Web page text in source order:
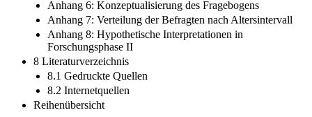
Anhang 6: Konzeptualisierung des Fragebogens
Anhang 7: Verteilung der Befragten nach Altersintervall
Anhang 8: Hypothetische Interpretationen in
Forschungsphase II
8 Literaturverzeichnis
8.1 Gedruckte Quellen
8.2 Internetquellen
Reihenübersicht